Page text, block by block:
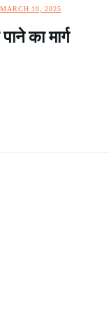
MARCH 10, 2025
का मार्ग